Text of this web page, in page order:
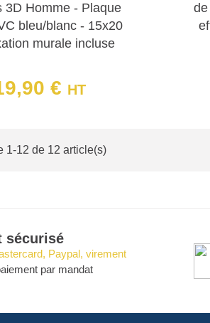
des logos ou des textes
et d'accessibilité
respectent les normes
compréhensibles par tous les
3D Homme - Plaque
bleu/blanc - 15x20
murale incluse
Prix
€ HT
1-12 de 12 article(s)
sécurisé
Paypal, virement
par mandat